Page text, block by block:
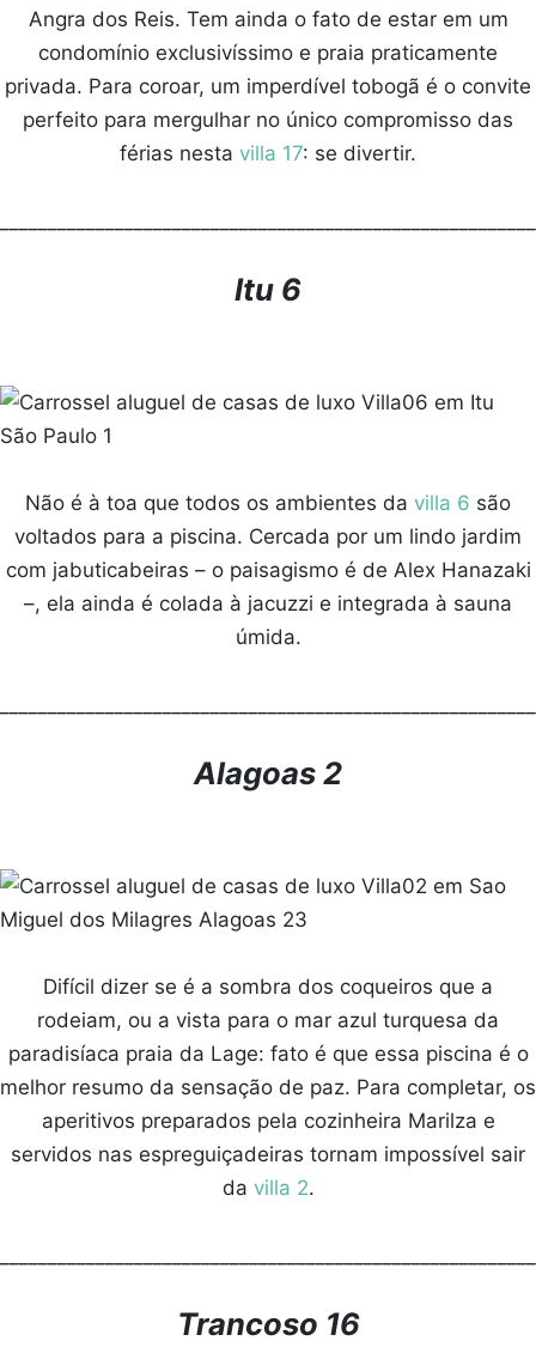
Angra dos Reis. Tem ainda o fato de estar em um
condomínio exclusivíssimo e praia praticamente
privada. Para coroar, um imperdível tobogã é o convite
perfeito para mergulhar no único compromisso das
férias nesta villa 17: se divertir.
Itu 6
Não é à toa que todos os ambientes da villa 6 são
voltados para a piscina. Cercada por um lindo jardim
com jabuticabeiras – o paisagismo é de Alex Hanazaki
–, ela ainda é colada à jacuzzi e integrada à sauna
úmida.
Alagoas 2
Difícil dizer se é a sombra dos coqueiros que a
rodeiam, ou a vista para o mar azul turquesa da
paradisíaca praia da Lage: fato é que essa piscina é o
melhor resumo da sensação de paz. Para completar, os
aperitivos preparados pela cozinheira Marilza e
servidos nas espreguiçadeiras tornam impossível sair
da villa 2.
Trancoso 16